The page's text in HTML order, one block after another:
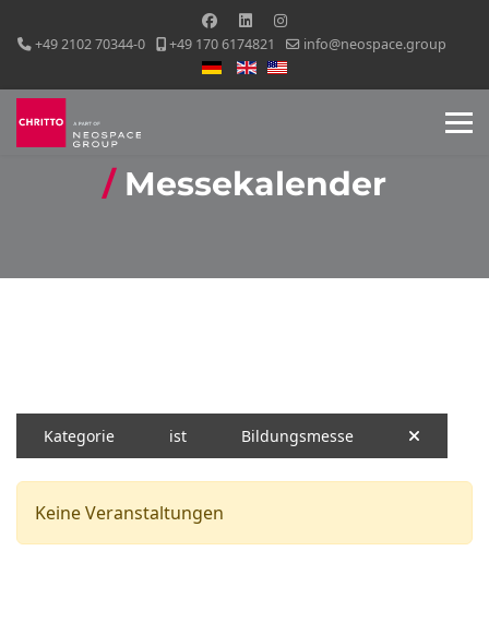
+49 2102 70344-0 +49 170 6174821
info@neospace.group
Sprache auswählen
Messekalender
Kategorie ist Bildungsmesse
Keine Veranstaltungen